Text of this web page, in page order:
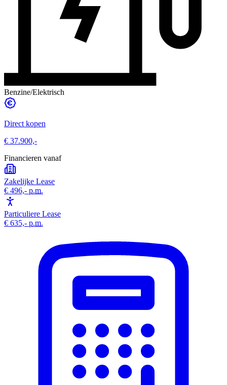
Benzine/Elektrisch
Direct kopen
€ 37.900,-
Financieren vanaf
Zakelijke Lease
€ 496,- p.m.
Particuliere Lease
€ 635,- p.m.